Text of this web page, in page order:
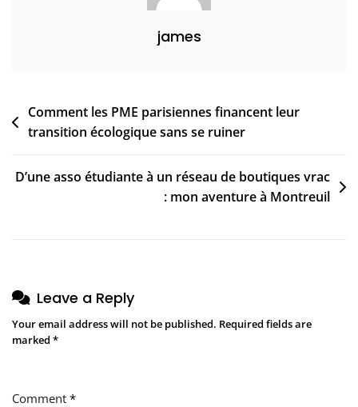
À
james
Post
navigation
Comment les PME parisiennes financent leur
transition écologique sans se ruiner
D’une asso étudiante à un réseau de boutiques vrac
: mon aventure à Montreuil
Leave a Reply
Your email address will not be published. Required fields are
marked *
Comment *